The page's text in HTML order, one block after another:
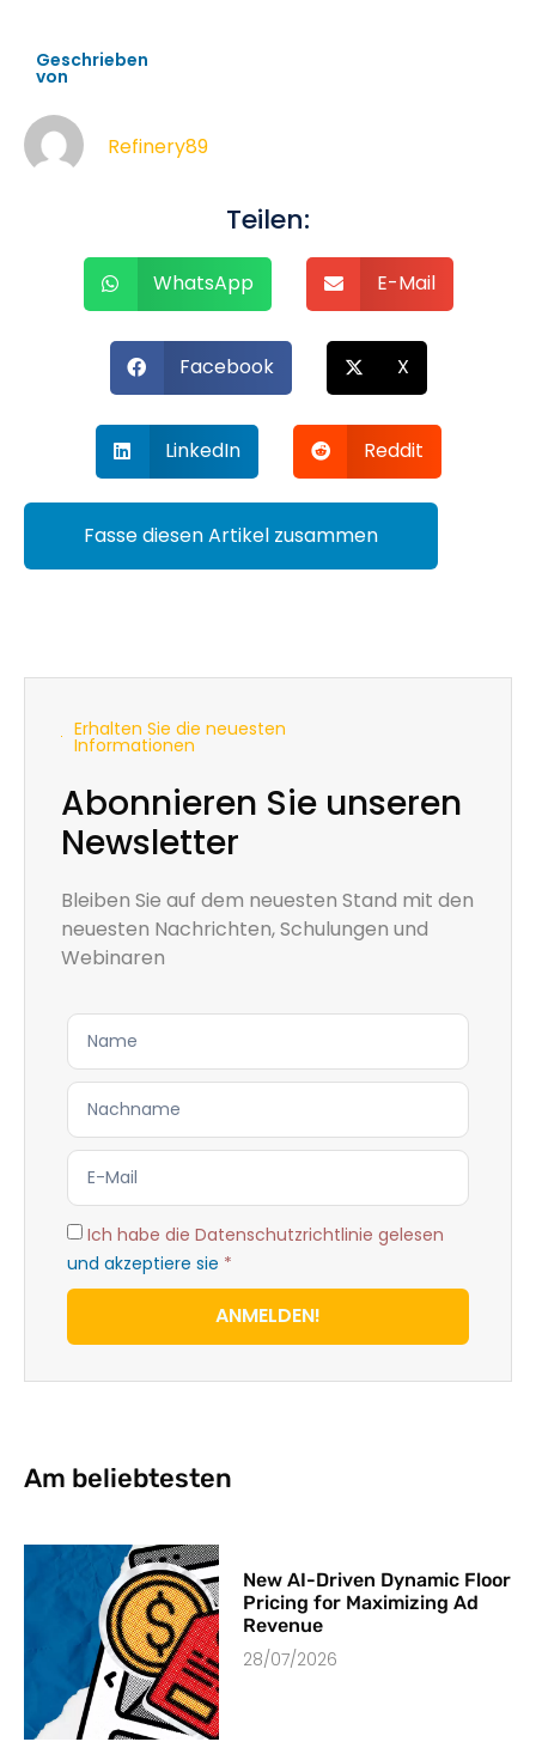
Geschrieben
von
Refinery89
Teilen:
WhatsApp E-Mail
Facebook X
LinkedIn Reddit
Fasse diesen Artikel zusammen
Erhalten Sie die neuesten
Informationen
Abonnieren Sie unseren
Newsletter
Bleiben Sie auf dem neuesten Stand mit den
neuesten Nachrichten, Schulungen und
Webinaren
Ich habe die Datenschutzrichtlinie gelesen
und akzeptiere sie *
ANMELDEN!
Am beliebtesten
New AI-Driven Dynamic Floor
Pricing for Maximizing Ad
Revenue
28/07/2026